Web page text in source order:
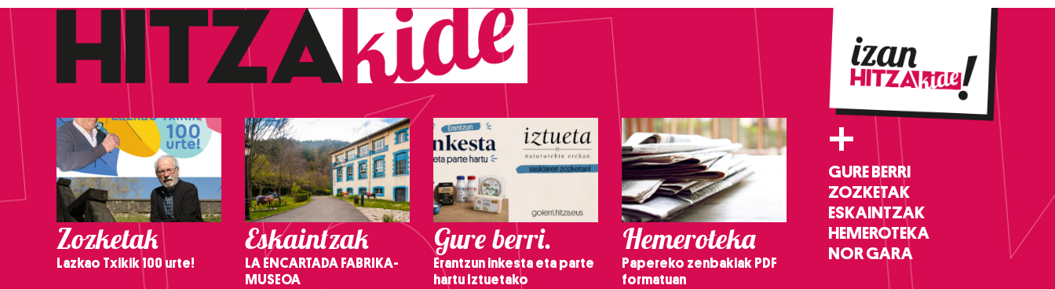
Zozketak
Lazkao Txikik 100 urte!
Eskaintzak
LA ENCARTADA FABRIKA-
MUSEOA
Gure berri.
Erantzun inkesta eta parte
hartu Iztuetako
Hemeroteka
Papereko zenbakiak PDF
formatuan
+
GURE BERRI
ZOZKETAK
ESKAINTZAK
HEMEROTEKA
NOR GARA